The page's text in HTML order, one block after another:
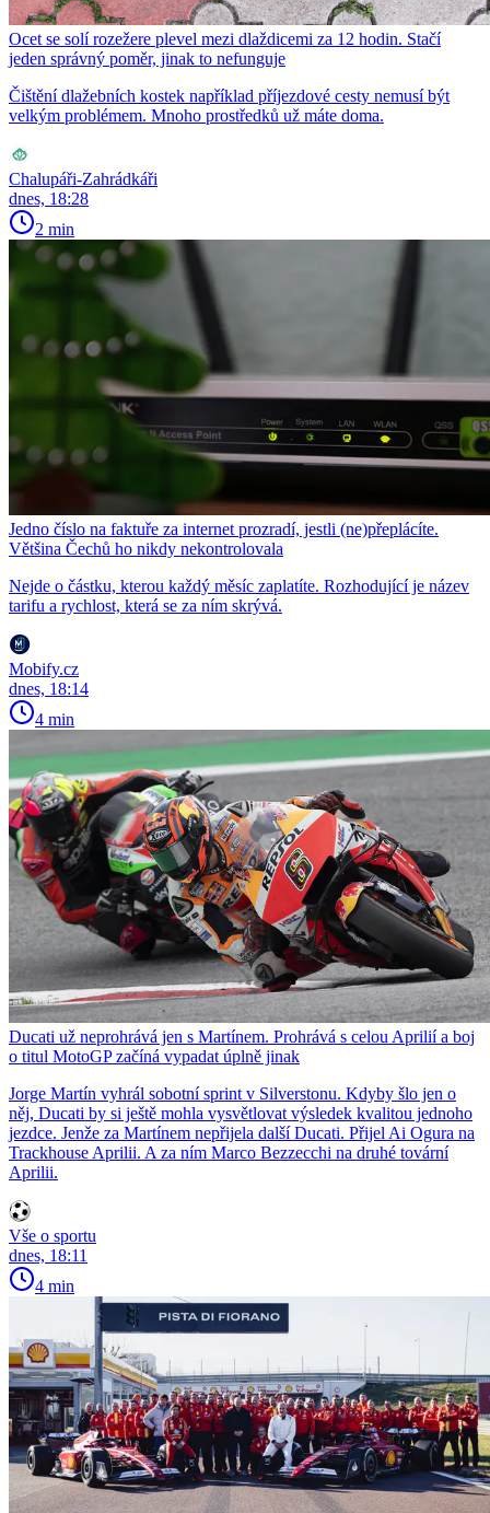
Ocet se solí rozežere plevel mezi dlaždicemi za 12 hodin. Stačí
jeden správný poměr, jinak to nefunguje
Čištění dlažebních kostek například příjezdové cesty nemusí být
velkým problémem. Mnoho prostředků už máte doma.
Chalupáři-Zahrádkáři
dnes, 18:28
2 min
Jedno číslo na faktuře za internet prozradí, jestli (ne)přeplácíte.
Většina Čechů ho nikdy nekontrolovala
Nejde o částku, kterou každý měsíc zaplatíte. Rozhodující je název
tarifu a rychlost, která se za ním skrývá.
Mobify.cz
dnes, 18:14
4 min
Ducati už neprohrává jen s Martínem. Prohrává s celou Aprilií a boj
o titul MotoGP začíná vypadat úplně jinak
Jorge Martín vyhrál sobotní sprint v Silverstonu. Kdyby šlo jen o
něj, Ducati by si ještě mohla vysvětlovat výsledek kvalitou jednoho
jezdce. Jenže za Martínem nepřijela další Ducati. Přijel Ai Ogura na
Trackhouse Aprilii. A za ním Marco Bezzecchi na druhé tovární
Aprilii.
Vše o sportu
dnes, 18:11
4 min